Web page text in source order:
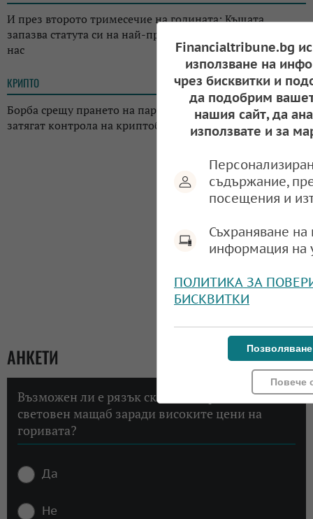
И през второто тримесечие на годината: Къщата
запазва статута си на най-предпочитаното жилище у
нас
КРИПТО 13:02
Борба срещу прането на пари: Регулаторите в Япония
затягат контрола на криптоборсите в страната
АНКЕТИ
Възможен ли е рязък скок на инфлацията в
световен мащаб заради високите цени на
горивата?
Да
Не
Financialtribune.bg
използване на
чрез бисквитки и
да подобрим
нашия сайт, да
използвате и за
съдържание,
посещения и
Съхраняване
информация на
ПОЛИТИКА ЗА
БИСКВИТКИ
Повече